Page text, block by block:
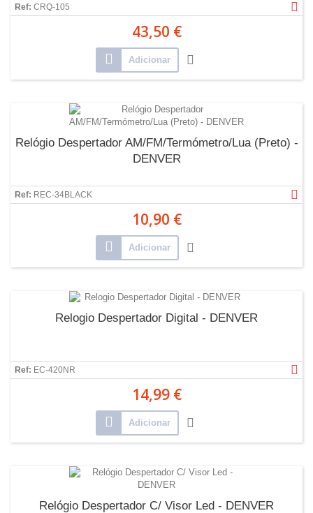
Ref: CRQ-105
43,50 €
Adicionar
Relógio Despertador AM/FM/Termómetro/Lua (Preto) -
DENVER
Ref: REC-34BLACK
10,90 €
Adicionar
Relogio Despertador Digital - DENVER
Ref: EC-420NR
14,99 €
Adicionar
Relógio Despertador C/ Visor Led - DENVER